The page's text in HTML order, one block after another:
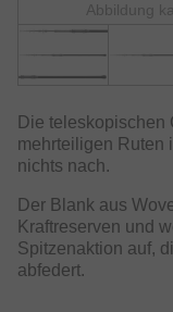
Abbildung
Die teleskopischen
mehrteiligen Ruten
nichts nach.
Der Blank aus
Kraftreserven und
Spitzenaktion auf,
abfedert.